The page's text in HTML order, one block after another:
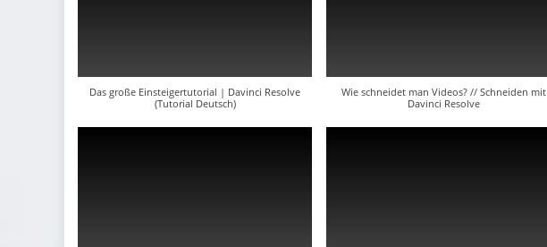
Das große Einsteigertutorial | Davinci Resolve
(Tutorial Deutsch)
Wie schneidet man Videos? // Schneiden mit
Davinci Resolve